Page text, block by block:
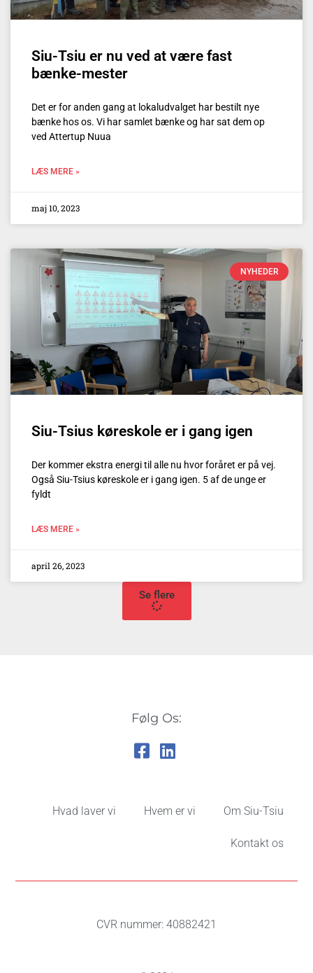
Siu-Tsiu er nu ved at være fast
bænke-mester
Det er for anden gang at lokaludvalget har bestilt nye
bænke hos os. Vi har samlet bænke og har sat dem op
ved Attertup Nuua
LÆS MERE »
maj 10, 2023
NYHEDER
Siu-Tsius køreskole er i gang igen
Der kommer ekstra energi til alle nu hvor foråret er på vej.
Også Siu-Tsius køreskole er i gang igen. 5 af de unge er
fyldt
LÆS MERE »
april 26, 2023
Se flere
Følg Os:
Hvad laver vi Hvem er vi Om Siu-Tsiu
Kontakt os
CVR nummer: 40882421